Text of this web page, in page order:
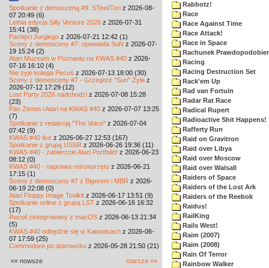
Spotkanie z demosceną #9: STeel/Tori z 2026-08-
07 20:49 (6)
Letnia edycja Silly Venture 2026 z 2026-07-31
15:41 (38)
Pamięci Jurgiego z 2026-07-21 12:42 (1)
Sceny z demosceny #7: opowiada SuN z 2026-07-
19 15:24 (2)
Atari Muzeum w Poznaniu na KWAS #40 z 2026-
07-16 16:10 (4)
Nie żyje kolega Pecuś z 2026-07-13 18:00 (30)
Sceny z demosceny #7 - Grzegorz "Sun" Żyła z
2026-07-12 17:29 (12)
Lost Party 2026 nadchodzi z 2026-07-08 15:28
(23)
Pan Zenon i Atari na KWAS #40 z 2026-07-07 13:25
(7)
Spotkanie z redakcją "The Voice" z 2026-07-04
07:42 (9)
KWAS #40 live z 2026-06-27 12:53 (167)
Spotkanie z grupą USSR z 2026-06-26 19:36 (11)
KWAS #40 - zabierzcie Atari Portfolio! z 2026-06-23
08:12 (0)
KWAS #40 - naprawa retrosprzętu z 2026-06-21
17:15 (1)
Sceny z demosceny #7 z Bigerem i MBR z 2026-
06-19 22:08 (0)
Atari Floppy Image Toolkit z 2026-06-17 13:51 (9)
Spotkanie online z grupą LST z 2026-06-16 16:32
(17)
Recoil zintegrowany z macOS z 2026-06-13 21:34
(5)
KWAS #40 odbędzie się w Katowicach z 2026-06-
07 17:59 (25)
Commodore po atarowsku z 2026-05-28 21:50 (21)
«« nowsze starsze »»
Rabbotz!
Race
Race Against Time
Race Attack!
Race in Space
Rachunek
Racing
Racing Destruction Set
Rack'em Up
Rad van Fortuin
Radar Rat Race
Radical Rupert
Radioactive Shit Happens!
Rafferty Run
Raid on Gravitron
Raid over Libya
Raid over Moscow
Raid over Walsall
Raiders of Space
Raiders of the Lost Ark
Raiders of the Reebok
Raidus!
RailKing
Rails West!
Raim (2007)
Raim (2008)
Rain Of Terror
Rainbow Walker